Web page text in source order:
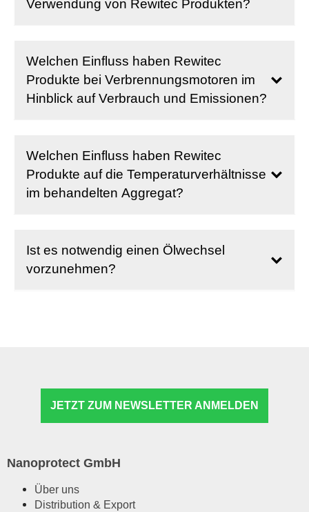
Verwendung von Rewitec Produkten?
Welchen Einfluss haben Rewitec
Produkte bei Verbrennungsmotoren im
Hinblick auf Verbrauch und Emissionen?
Welchen Einfluss haben Rewitec
Produkte auf die Temperaturverhältnisse
im behandelten Aggregat?
Ist es notwendig einen Ölwechsel
vorzunehmen?
JETZT ZUM NEWSLETTER ANMELDEN
Nanoprotect GmbH
Über uns
Distribution & Export